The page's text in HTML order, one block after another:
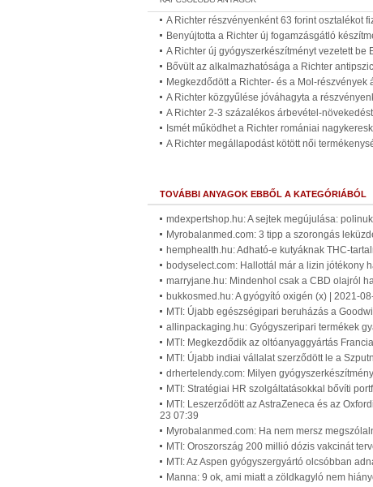
A Richter részvényenként 63 forint osztalékot
Benyújtotta a Richter új fogamzásgátló
A Richter új gyógyszerkészítményt vezetett be
Bővült az alkalmazhatósága a Richter
Megkezdődött a Richter- és a Mol-
A Richter közgyűlése jóváhagyta a
A Richter 2-3 százalékos árbevétel-
Ismét működhet a Richter romániai
A Richter megállapodást kötött női
TOVÁBBI ANYAGOK EBBŐL A KATEGÓRIÁBÓL
mdexpertshop.hu: A sejtek megújulása:
Myrobalanmed.com: 3 tipp a szorongás
hemphealth.hu: Adható-e kutyáknak THC-
bodyselect.com: Hallottál már a lizin jótékony
marryjane.hu: Mindenhol csak a CBD olajról
bukkosmed.hu: A gyógyító oxigén (x) | 2021-
MTI: Újabb egészségipari beruházás a
allinpackaging.hu: Gyógyszeripari termékek
MTI: Megkezdődik az oltóanyaggyártás
MTI: Újabb indiai vállalat szerződött le a
drhertelendy.com: Milyen
MTI: Stratégiai HR szolgáltatásokkal bővíti
MTI: Leszerződött az AstraZeneca és az
23 07:39
Myrobalanmed.com: Ha nem mersz
MTI: Oroszország 200 millió dózis vakcinát
MTI: Az Aspen gyógyszergyártó olcsóbban
Manna: 9 ok, ami miatt a zöldkagyló nem